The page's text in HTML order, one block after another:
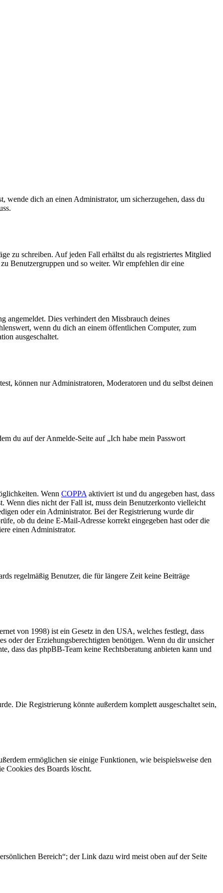
dich an einen Administrator, um sicherzugehen, dass du
zu schreiben. Auf jeden Fall erhältst du als registriertes Mitglied
Benutzergruppen und so weiter. Wir empfehlen dir eine
angemeldet. Dies verhindert den Missbrauch deines
wenn du dich an einem öffentlichen Computer, zum
ausgeschaltet.
können nur Administratoren, Moderatoren und du selbst deinen
du auf der Anmelde-Seite auf „Ich habe mein Passwort
Wenn COPPA aktiviert ist und du angegeben hast, dass
Wenn dies nicht der Fall ist, muss dein Benutzerkonto vielleicht
oder ein Administrator. Bei der Registrierung wurde dir
ob du deine E-Mail-Adresse korrekt eingegeben hast oder die
einen Administrator.
regelmäßig Benutzer, die für längere Zeit keine Beiträge
von 1998) ist ein Gesetz in den USA, welches festlegt, dass
oder der Erziehungsberechtigten benötigen. Wenn du dir unsicher
dass das phpBB-Team keine Rechtsberatung anbieten kann und
Die Registrierung könnte außerdem komplett ausgeschaltet sein,
ermöglichen sie einige Funktionen, wie beispielsweise den
Cookies des Boards löscht.
Bereich“; der Link dazu wird meist oben auf der Seite